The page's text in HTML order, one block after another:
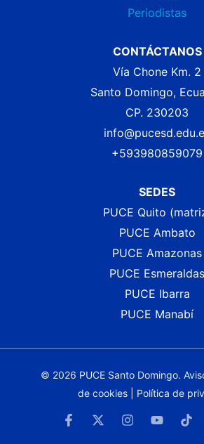
Periodistas
CONTÁCTANOS
Vía Chone Km. 2
Santo Domingo,
CP. 230203
+593980859079
SEDES
PUCE Quito
PUCE Ambato
PUCE Amazonas
PUCE Esmeraldas
PUCE Ibarra
PUCE Manabí
© 2026 PUCE Santo Domingo.
de cookies
Política de